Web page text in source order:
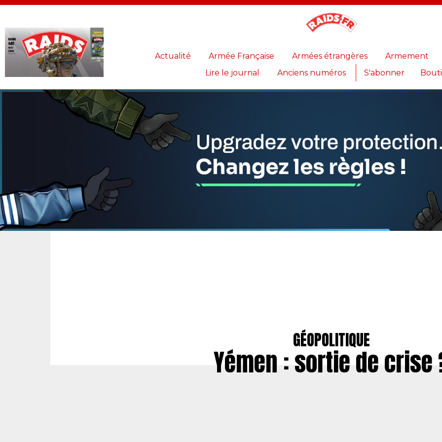
Actualité Armée Française Armées étrangères
Armement
Lire le journal
Anciens numéros S'abonner
GÉOPOLITIQUE
Yémen : sortie de crise
Panneau de gestion des cookies